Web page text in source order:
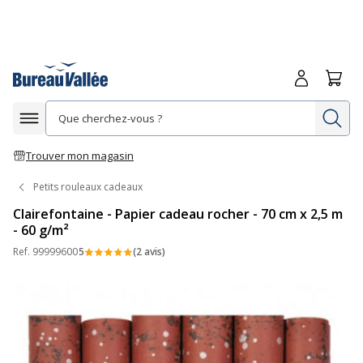
Afficher la navigation
Trouver mon magasin
Me
Petits rouleaux cadeaux
Clairefontaine - Papier cadeau rocher - 70 cm x 2,5 m
- 60 g/m²
Ref. 999996005 (2 avis)